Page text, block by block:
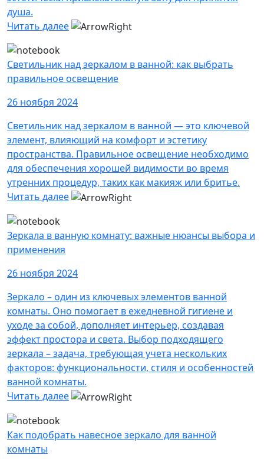
душа.
Читать далее
Светильник над зеркалом в ванной: как выбрать
правильное освещение
26 ноября 2024
Светильник над зеркалом в ванной — это ключевой
элемент, влияющий на комфорт и эстетику
пространства. Правильное освещение необходимо
для обеспечения хорошей видимости во время
утренних процедур, таких как макияж или бритье.
Читать далее
Зеркала в ванную комнату: важные нюансы выбора и
применения
26 ноября 2024
Зеркало – один из ключевых элементов ванной
комнаты. Оно помогает в ежедневной гигиене и
уходе за собой, дополняет интерьер, создавая
эффект простора и света. Выбор подходящего
зеркала – задача, требующая учета нескольких
факторов: функциональности, стиля и особенностей
ванной комнаты.
Читать далее
Как подобрать навесное зеркало для ванной
комнаты